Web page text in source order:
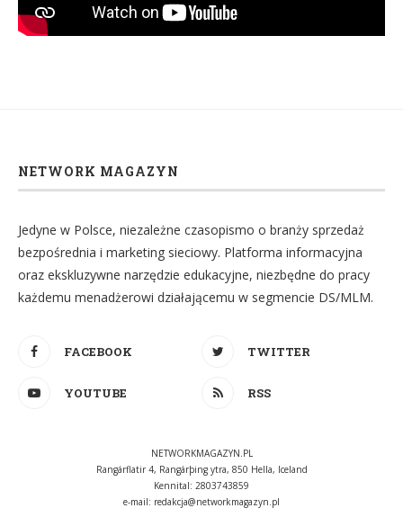
NETWORK MAGAZYN
Jedyne w Polsce, niezależne czasopismo o branży sprzedaż
bezpośrednia i marketing sieciowy. Platforma informacyjna
oraz ekskluzywne narzędzie edukacyjne, niezbędne do pracy
każdemu menadżerowi działającemu w segmencie DS/MLM.
FACEBOOK TWITTER
YOUTUBE RSS
NETWORKMAGAZYN.PL
Rangárflatir 4, Rangárþing ytra, 850 Hella, Iceland
Kennital: 2803743859
e-mail: redakcja@networkmagazyn.pl